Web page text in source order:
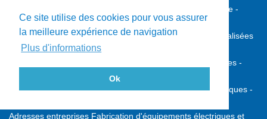
Ce site utilise des cookies pour vous assurer
la meilleure expérience de navigation
Plus d'informations
Ok
Adresses entreprises Fabrication de machines d'imprimerie -
2899A
Adresses entreprises Fabrication d'autres machines spécialisées
- 2899B
Adresses entreprises Construction de véhicules automobiles -
Adresses entreprises Fabrication de carrosseries et remorques -
Adresses entreprises Fabrication d'équipements électriques et